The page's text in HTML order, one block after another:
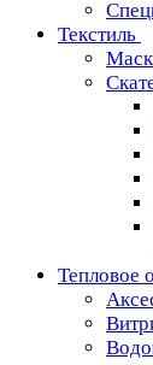
Текстиль
Тепловое